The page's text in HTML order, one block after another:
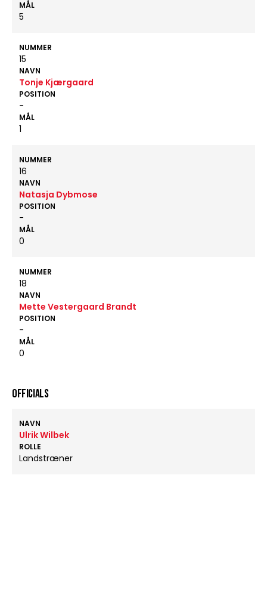
MÅL
5
NUMMER
15
NAVN
Tonje Kjærgaard
POSITION
-
MÅL
1
NUMMER
16
NAVN
Natasja Dybmose
POSITION
-
MÅL
0
NUMMER
18
NAVN
Mette Vestergaard Brandt
POSITION
-
MÅL
0
OFFICIALS
NAVN
Ulrik Wilbek
ROLLE
Landstræner